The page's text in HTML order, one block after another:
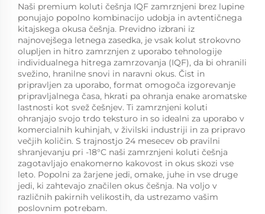
Naši premium koluti češnja IQF zamrznjeni brez lupine
ponujajo popolno kombinacijo udobja in avtentičnega
kitajskega okusa češnja. Previdno izbrani iz
najnovejšega letnega zasedka, je vsak kolut strokovno
olupljen in hitro zamrznjen z uporabo tehnologije
individualnega hitrega zamrzovanja (IQF), da bi ohranili
svežino, hranilne snovi in naravni okus. Čist in
pripravljen za uporabo, format omogoča izgorevanje
pripravljalnega časa, hkrati pa ohranja enake aromatske
lastnosti kot svež češnjev. Ti zamrznjeni koluti
ohranjajo svojo trdo teksturo in so idealni za uporabo v
komercialnih kuhinjah, v živilski industriji in za pripravo
večjih količin. S trajnostjo 24 mesecev ob pravilni
shranjevanju pri -18°C naši zamrznjeni koluti češnja
zagotavljajo enakomerno kakovost in okus skozi vse
leto. Popolni za žarjene jedi, omake, juhe in vse druge
jedi, ki zahtevajo značilen okus češnja. Na voljo v
različnih pakirnih velikostih, da ustrezamo vašim
poslovnim potrebam.